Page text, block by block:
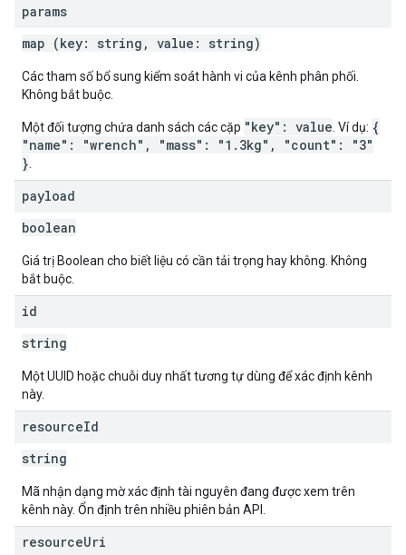
params
map (key: string, value: string)
Các tham số bổ sung kiểm soát hành vi của kênh phân phối.
Không bắt buộc.
Một đối tượng chứa danh sách các cặp "key": value . Ví dụ: {
"name": "wrench", "mass": "1.3kg", "count": "3"
}
payload
boolean
Giá trị Boolean cho biết liệu có cần tải trọng hay không. Không
bắt buộc.
id
string
Một UUID hoặc chuỗi duy nhất tương tự dùng để xác định kênh
này.
resourceId
string
Mã nhận dạng mờ xác định tài nguyên đang được xem trên
kênh này. Ổn định trên nhiều phiên bản API.
resourceUri